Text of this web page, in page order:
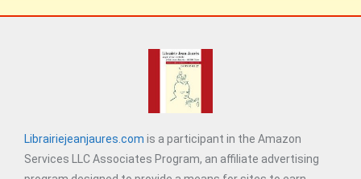
Librairiejeanjaures.com is a participant in the Amazon
Services LLC Associates Program, an affiliate advertising